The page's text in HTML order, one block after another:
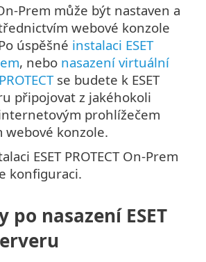
On-Prem může být nastaven a
webové konzole
Po úspěšné instalaci ESET
, nebo nasazení virtuální
se budete k ESET
připojovat z jakéhokoli
prohlížečem
konzole.
ESET PROTECT On-Prem
konfiguraci.
po nasazení ESET